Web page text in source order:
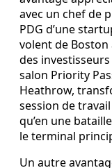
avec un chef de
PDG d’une
volent de
des
salon Priority
Heathrow,
session de
qu’en une
le terminal
Un autre